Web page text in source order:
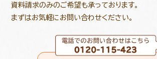
資料請求のみのご希望も承っております。
まずはお気軽にお問い合わせください。